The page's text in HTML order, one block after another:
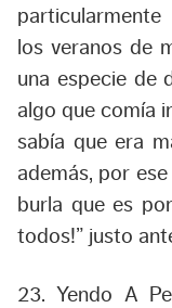
los veranos de
una especie de
algo que comía
sabía que era
además, por
burla que es
todos!” justo
23. Yendo A